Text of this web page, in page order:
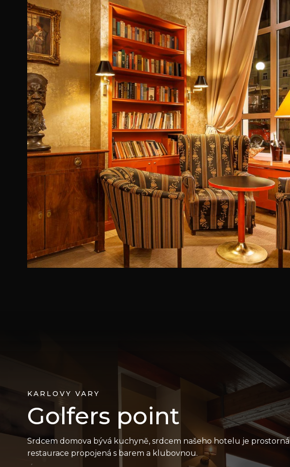
KARLOVY VARY
Golfers point
Srdcem domova bývá kuchyně, srdcem našeho hotelu je prostorná
restaurace propojená s barem a klubovnou.